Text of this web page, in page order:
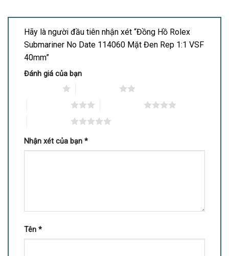
Hãy là người đầu tiên nhận xét “Đồng Hồ Rolex
Submariner No Date 114060 Mặt Đen Rep 1:1 VSF
40mm”
Đánh giá của bạn
Nhận xét của bạn *
Tên *